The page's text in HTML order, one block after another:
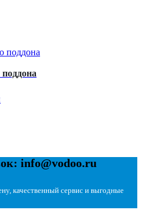
info@vodoo.ru
качественный сервис и выгодные